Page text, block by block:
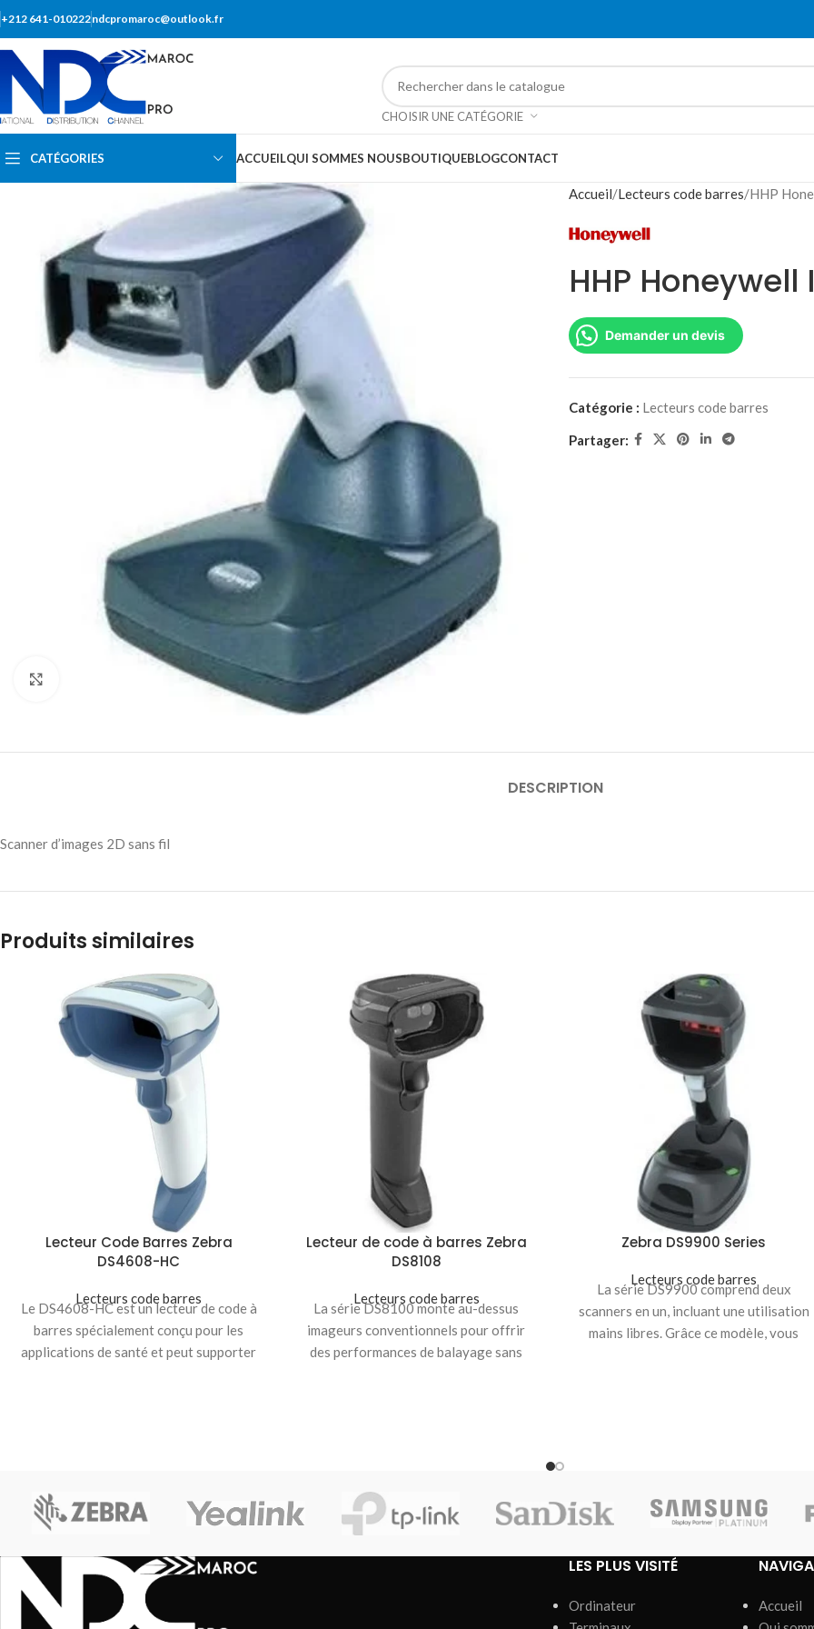
+212 641-010222ndcpromaroc@outlook.fr
CHOISIR UNE CATÉGORIE
CATÉGORIES ACCUEILQUI SOMMES NOUSBOUTIQUEBLOGCONTACT
Accueil Lecteurs code barres HHP
HHP Honeywell
Demander un devis
Catégorie : Lecteurs code barres
Partager:
DESCRIPTION
Scanner d’images 2D sans fil
Produits similaires
Lecteur Code Barres Zebra
DS4608-HC
Lecteurs code barres
Le DS4608-HC est un lecteur de code à
barres spécialement conçu pour les
applications de santé et peut supporter
Lecteur de code à barres Zebra
DS8108
Lecteurs code barres
La série DS8100 monte au-dessus
imageurs conventionnels pour offrir
des performances de balayage sans
Zebra DS9900 Series
Lecteurs code barres
La série DS9900 comprend deux
scanners en un, incluant une utilisation
mains libres. Grâce ce modèle, vous
LES PLUS VISITÉ
Ordinateur
Accueil